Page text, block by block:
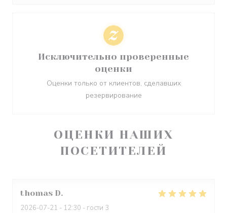
ОЦЕНКИ НАШИХ
ПОСЕТИТЕЛЕЙ
thomas D
2026-07-21 - 12:30 - гости 3
Исключительно проверенные
оценки
Оценки только от клиентов, сделавших
резервирование